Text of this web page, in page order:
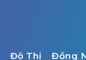
Đô Thị Đồng